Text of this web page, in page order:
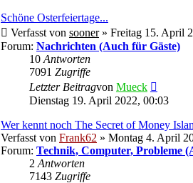
Schöne Osterfeiertage...
Verfasst von sooner» Freitag 15. April
Forum: Nachrichten (Auch für Gäste)
10 Antworten
7091 Zugriffe
Letzter Beitragvon Mueck
Beitrag
Dienstag 19. April 2022, 00:03
Wer kennt noch The Secret of Money
Verfasst von Frank62 » Montag 4. April
Forum: Technik, Computer, Probleme
2 Antworten
7143 Zugriffe